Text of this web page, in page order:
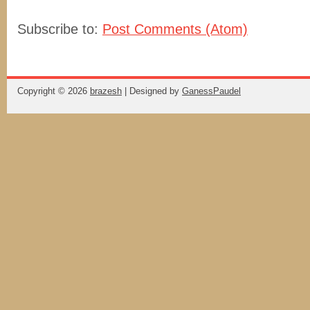
Subscribe to: Post Comments (Atom)
Copyright © 2026 brazesh | Designed by GanessPaudel